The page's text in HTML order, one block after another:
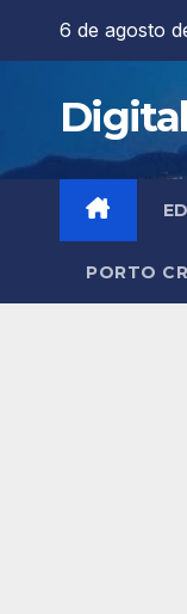
6 de agosto
PORTO